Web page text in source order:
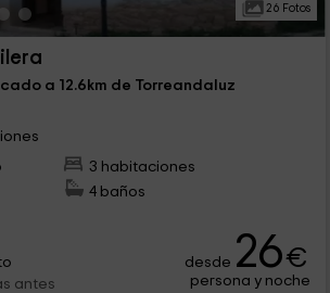
26 Fotos
a 12.6km de Torreandaluz
3 habitaciones
4 baños
antes
desde 26€
persona y noche